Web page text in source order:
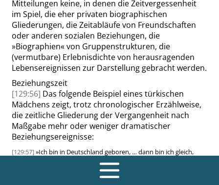
Mitteilungen keine, in denen die Zeitvergessenheit
im Spiel, die eher privaten biographischen
Gliederungen, die Zeitabläufe von Freundschaften
oder anderen sozialen Beziehungen, die
»Biographien«von Gruppenstrukturen, die
(vermutbare) Erlebnisdichte von herausragenden
Lebensereignissen zur Darstellung gebracht werden.
Beziehungszeit
[129:56] Das folgende Beispiel eines türkischen
Mädchens zeigt, trotz chronologischer Erzählweise,
die zeitliche Gliederung der Vergangenheit nach
Maßgabe mehr oder weniger dramatischer
Beziehungsereignisse:
[129:57]»Ich bin in Deutschland geboren, … dann bin ich gleich,
nachdem ich geboren bin, hat mich meine Mutter nach Türkei
gebracht, bin ich mit meinen Großeltern da aufgewachsen, bis ich